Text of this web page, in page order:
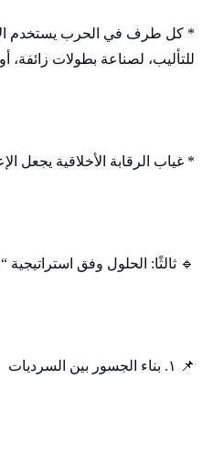
* كل طرف في الحرب يستخدم
للتأليب، لصناعة بطولات زائفة،
* غياب الرقابة الأخلاقية يجعل
🔹 ثالثًا: الحلول وفق استراتيجية
📌 ١. بناء الجسور بين السرديات